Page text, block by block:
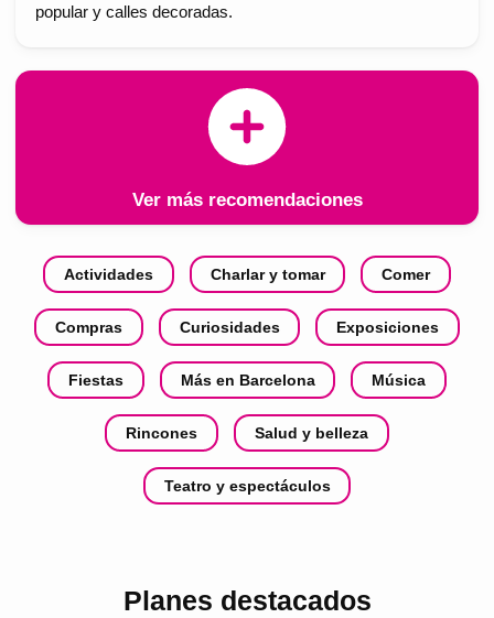
popular y calles decoradas.
Ver más recomendaciones
Actividades Charlar y tomar Comer
Compras Curiosidades Exposiciones
Fiestas Más en Barcelona Música
Rincones Salud y belleza
Teatro y espectáculos
Planes destacados